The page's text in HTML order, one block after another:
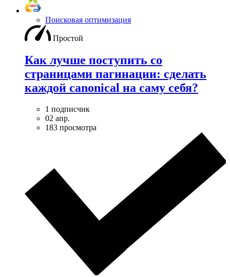
Поисковая оптимизация
Простой
Как лучше поступить со
страницами пагинации: сделать
каждой canonical на саму себя?
1 подписчик
02 апр.
183 просмотра